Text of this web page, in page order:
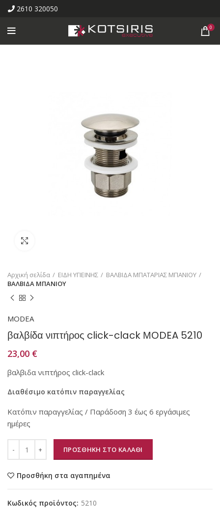
2610 320050
0
Αρχική σελίδα ΕΙΔΗ ΥΓΙΕΙΝΗΣ
ΒΑΛΒΙΔΑ ΜΠΑΤΑΡΙΑΣ ΜΠΑΝΙΟΥ
ΒΑΛΒΙΔΑ ΜΠΑΝΙΟΥ
MODEA
βαλβίδα νιπτήρος click-clack ΜΟDEA 5210
23,00 €
βαλβιδα νιπτήρος click-clack
Διαθέσιμο κατόπιν παραγγελίας
Κατόπιν παραγγελίας / Παράδοση 3 έως 6 εργάσιμες
ημέρες
ΠΡΟΣΘΗΚΗ ΣΤΟ ΚΑΛΑΘΙ
Προσθήκη στα αγαπημένα
Κωδικός προϊόντος: 5210